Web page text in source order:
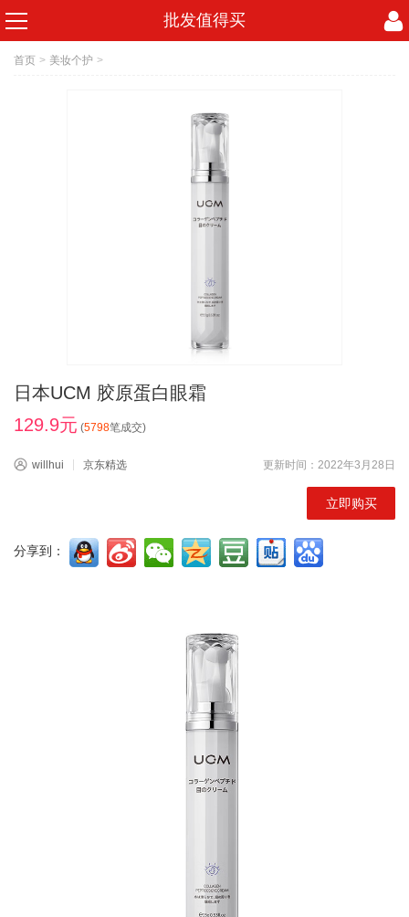
批发值得买
首页 > 美妆个护 >
日本UCM 胶原蛋白眼霜
129.9元 (5798笔成交)
willhui 京东精选 更新时间：2022年3月28日
立即购买
分享到：